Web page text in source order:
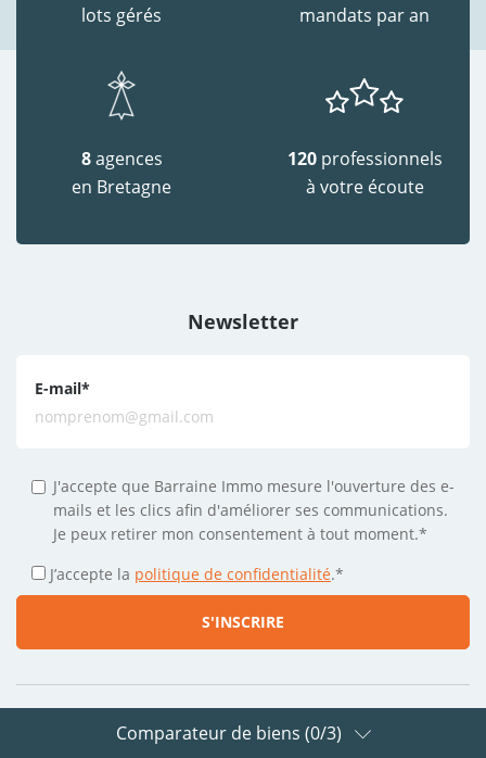
lots gérés
mandats par an
8agences
en Bretagne
120 professionnels
à votre écoute
Newsletter
E-mail*
J'accepte que Barraine Immo mesure l'ouverture des e-
mails et les clics afin d'améliorer ses communications.
Je peux retirer mon consentement à tout moment.*
J’accepte la politique de confidentialité.*
Suivez-nous sur les réseaux
Comparateur de biens (0/3)